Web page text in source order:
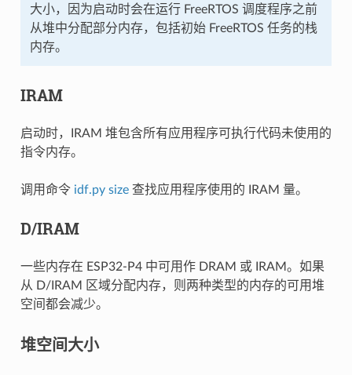
大小，因为启动时会在运行 FreeRTOS 调度程序之前
从堆中分配部分内存，包括初始 FreeRTOS 任务的栈
内存。
IRAM
启动时，IRAM 堆包含所有应用程序可执行代码未使用的
指令内存。
调用命令 idf.py size查找应用程序使用的 IRAM 量。
D/IRAM
一些内存在 ESP32-P4 中可用作 DRAM 或 IRAM。如果
从 D/IRAM 区域分配内存，则两种类型的内存的可用堆
空间都会减少。
堆空间大小